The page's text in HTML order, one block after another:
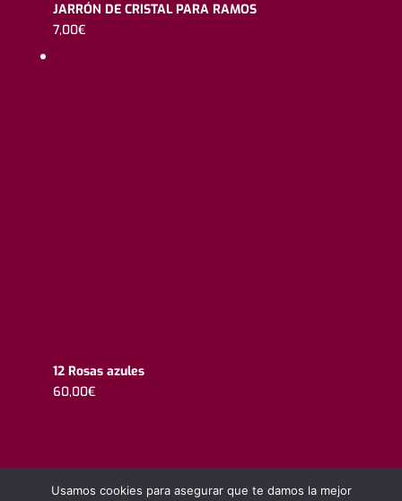
JARRÓN DE CRISTAL PARA RAMOS
7,00€
12 Rosas azules
60,00€
Usamos cookies para asegurar que te damos la mejor